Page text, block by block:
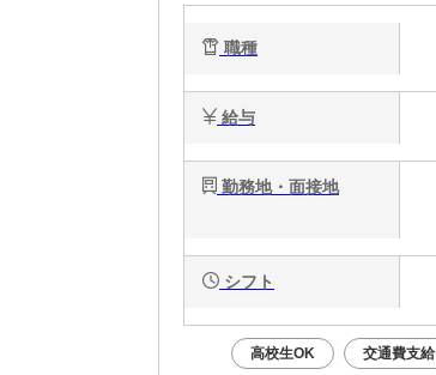
職種
給与
勤務地・面接地
シフト
高校生OK 交通費支給